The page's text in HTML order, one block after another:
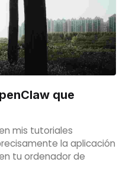
que
mis tutoriales
la aplicación
tu ordenador de